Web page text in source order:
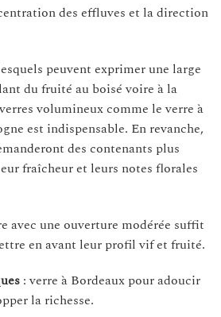
des effluves et la direction
peuvent exprimer une large
du fruité au boisé voire à la
volumineux comme le verre à
est indispensable. En revanche,
des contenants plus
fraîcheur et leurs notes florales
avec une ouverture modérée suffit
en avant leur profil vif et fruité.
: verre à Bordeaux pour adoucir
la richesse.